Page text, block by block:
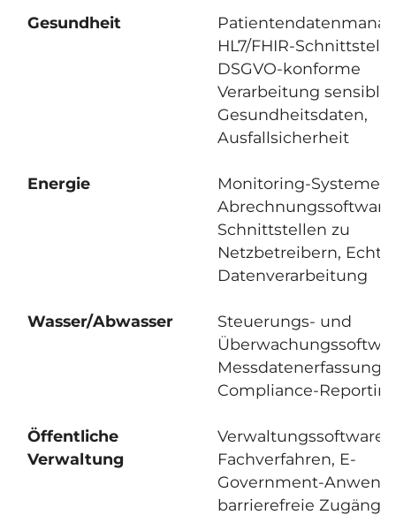
Gesundheit
HL7/FHIR-
DSGVO-konforme
Verarbeitung sensibler
Gesundheitsdaten,
Ausfallsicherheit
Energie
Monitoring-Systeme,
Schnittstellen zu
Netzbetreibern,
Datenverarbeitung
Wasser/Abwasser
Steuerungs- und
Messdatenerfassung,
Compliance-
Öffentliche
Verwaltung
Verwaltungssoftware,
Fachverfahren, E-
Government-
barrierefreie Zugänge